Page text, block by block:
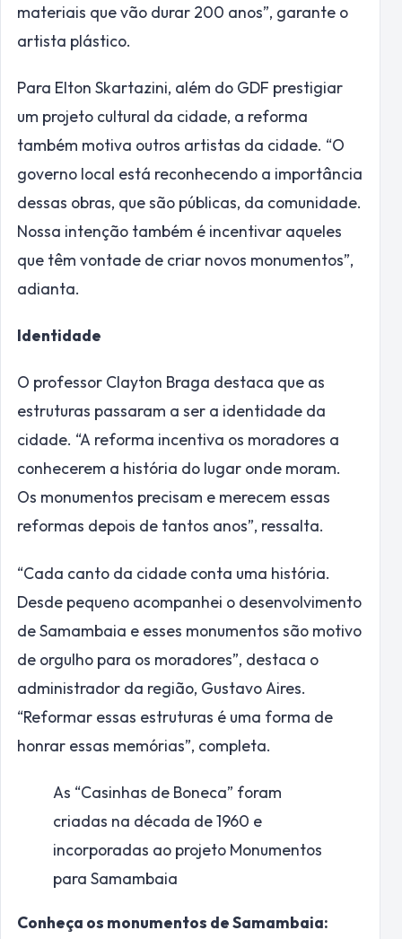
materiais que vão durar 200 anos”, garante o
artista plástico.
Para Elton Skartazini, além do GDF prestigiar
um projeto cultural da cidade, a reforma
também motiva outros artistas da cidade. “O
governo local está reconhecendo a importância
dessas obras, que são públicas, da comunidade.
Nossa intenção também é incentivar aqueles
que têm vontade de criar novos monumentos”,
adianta.
Identidade
O professor Clayton Braga destaca que as
estruturas passaram a ser a identidade da
cidade. “A reforma incentiva os moradores a
conhecerem a história do lugar onde moram.
Os monumentos precisam e merecem essas
reformas depois de tantos anos”, ressalta.
“Cada canto da cidade conta uma história.
Desde pequeno acompanhei o desenvolvimento
de Samambaia e esses monumentos são motivo
de orgulho para os moradores”, destaca o
administrador da região, Gustavo Aires.
“Reformar essas estruturas é uma forma de
honrar essas memórias”, completa.
As “Casinhas de Boneca” foram
criadas na década de 1960 e
incorporadas ao projeto Monumentos
para Samambaia
Conheça os monumentos de Samambaia: